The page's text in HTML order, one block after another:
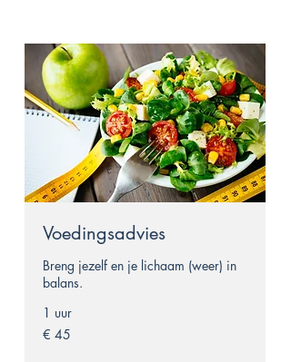
Voedingsadvies
Breng jezelf en je lichaam (weer) in
balans.
1 uur
45
euro
€ 45